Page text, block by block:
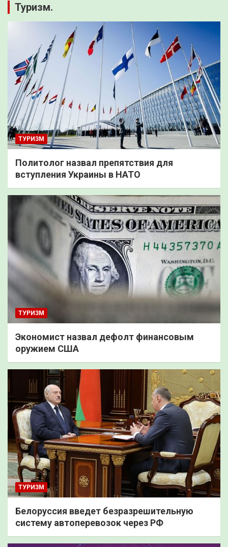
Туризм.
ТУРИЗМ
Политолог назвал препятствия для
вступления Украины в НАТО
ТУРИЗМ
Экономист назвал дефолт финансовым
оружием США
ТУРИЗМ
Белоруссия введет безразрешительную
систему автоперевозок через РФ